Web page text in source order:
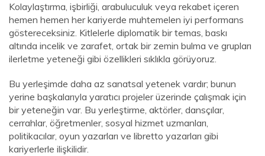
Kolaylaştırma, işbirliği, arabuluculuk veya rekabet içeren
hemen hemen her kariyerde muhtemelen iyi performans
göstereceksiniz. Kitlelerle diplomatik bir temas, baskı
altında incelik ve zarafet, ortak bir zemin bulma ve grupları
ilerletme yeteneği gibi özellikleri sıklıkla görüyoruz.
Bu yerleşimde daha az sanatsal yetenek vardır; bunun
yerine başkalarıyla yaratıcı projeler üzerinde çalışmak için
bir yeteneğin var. Bu yerleştirme, aktörler, dansçılar,
cerrahlar, öğretmenler, sosyal hizmet uzmanları,
politikacılar, oyun yazarları ve libretto yazarları gibi
kariyerlerle ilişkilidir.